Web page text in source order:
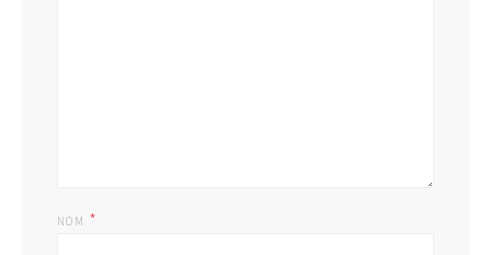
NOM *